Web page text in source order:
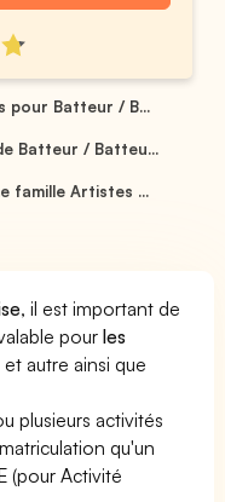
pour Batteur / B...
Batteur / Batteu...
famille Artistes ...
, il est important de
pourles
autre ainsi que
plusieurs activités
qu'un
(pour Activité